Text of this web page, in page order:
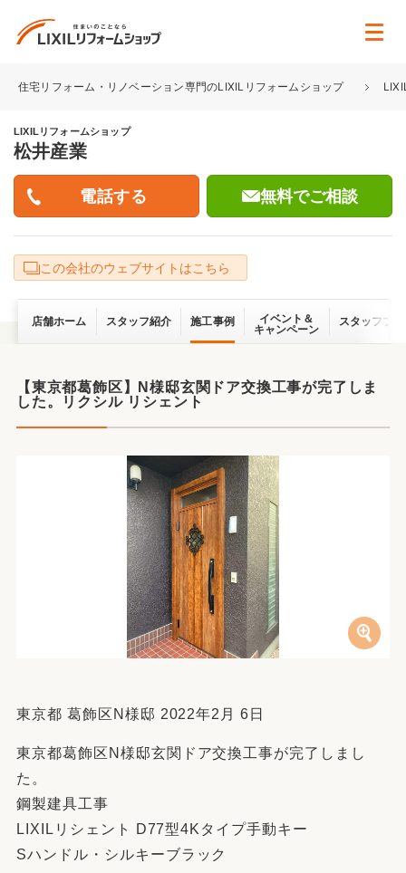
住宅リフォーム・リノベーション専門のLIXILリフォームショップ
LIXILリフォームショップ
松井産業
無料でご相談
この会社のウェブサイトはこちら
店舗ホーム スタッフ紹介 施工事例
イベント＆
キャンペーン
スタッフブ
【東京都葛飾区】N様邸玄関ドア交換工事が完了しま
した。リクシル リシェント
東京都 葛飾区N様邸 2022年2月 6日
東京都葛飾区N様邸玄関ドア交換工事が完了しまし
た。
鋼製建具工事
LIXILリシェント D77型4Kタイプ手動キー
Sハンドル・シルキーブラック